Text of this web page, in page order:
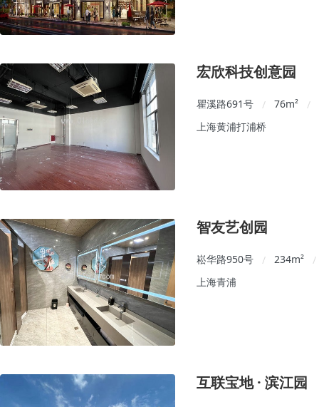
宏欣科技创意园
瞿溪路691号 / 76m²
/
上海黄浦打浦桥
智友艺创园
崧华路950号 / 234m²
/
上海青浦
互联宝地 · 滨江园